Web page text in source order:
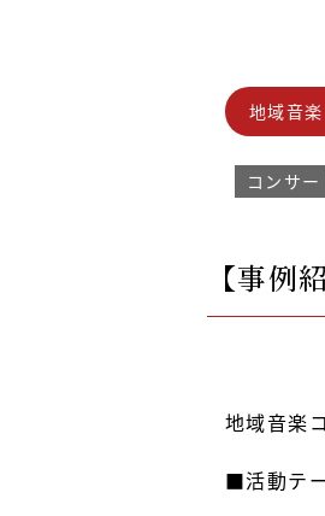
地域音
コンサー
【事例
地域音楽
■活動テ